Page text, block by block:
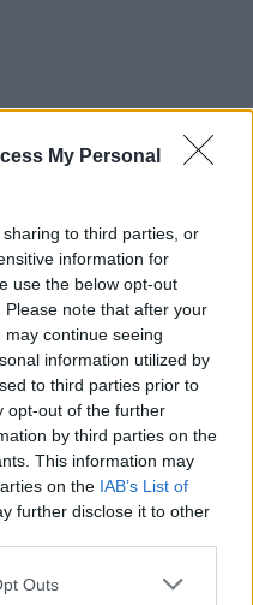
My Personal
to third parties, or
information for
use the below opt-out
note that after your
continue seeing
information utilized by
to third parties prior to
opt-out of the further
by third parties on the
This information may
on the IAB’s List of
further disclose it to other
Outs
Sagra di San Bartolomeo: